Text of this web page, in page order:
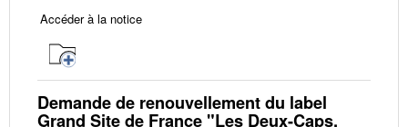
Accéder à la notice
Demande de renouvellement du label
Grand Site de France "Les Deux-Caps,